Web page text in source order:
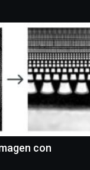
con